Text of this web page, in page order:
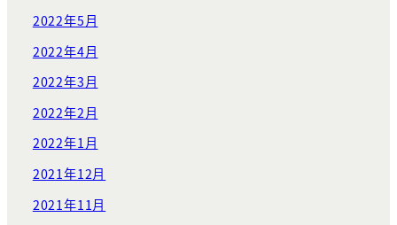
2022年5月
2022年4月
2022年3月
2022年2月
2022年1月
2021年12月
2021年11月